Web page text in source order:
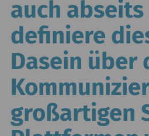
auch
definiere
Dasein über
großartigen